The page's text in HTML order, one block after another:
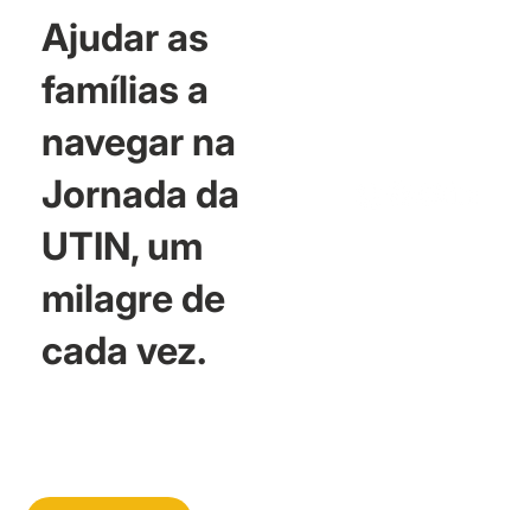
Ajudar as
famílias a
navegar na
Jornada da
UTIN, um
milagre de
cada vez.